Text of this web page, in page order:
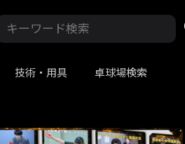
技術・用具 卓球場検索